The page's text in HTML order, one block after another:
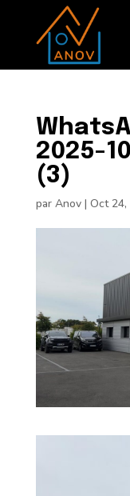
2025-
(3)
par Anov| Oct 24,